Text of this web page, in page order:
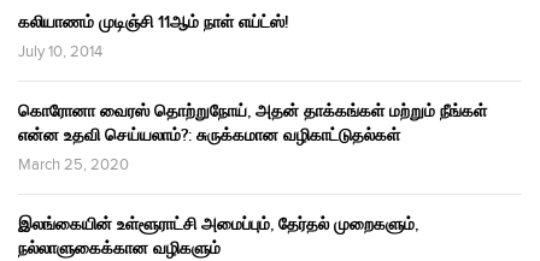
கலியாணம் முடிஞ்சி 11ஆம் நாள் எய்ட்ஸ்!
July 10, 2014
கொரோனா வைரஸ் தொற்றுநோய், அதன் தாக்கங்கள் மற்றும் நீங்கள்
என்ன உதவி செய்யலாம்?: சுருக்கமான வழிகாட்டுதல்கள்
March 25, 2020
இலங்கையின் உள்ளூராட்சி அமைப்பும், தேர்தல் முறைகளும்,
நல்லாளுகைக்கான வழிகளும்